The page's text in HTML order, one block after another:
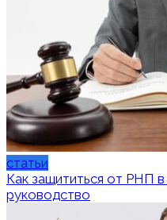
статьи
Как защититься от РНП
руководство